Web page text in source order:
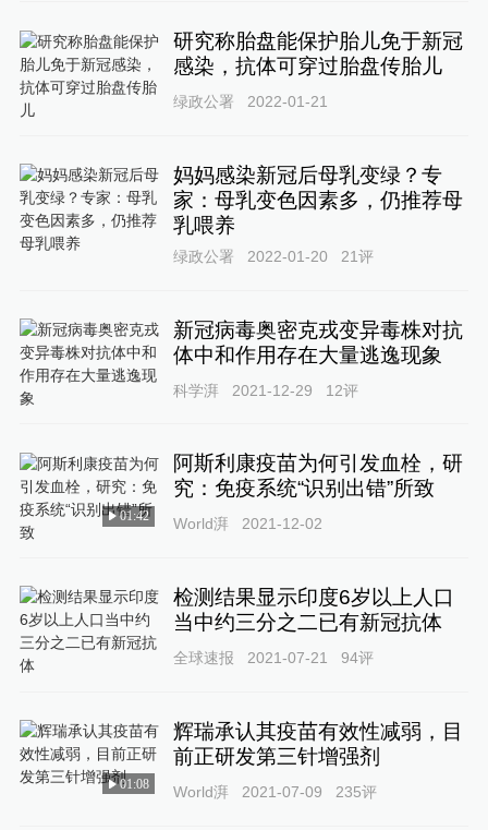
研究称胎盘能保护胎儿免于新冠
感染，抗体可穿过胎盘传胎儿
绿政公署 2022-01-21
妈妈感染新冠后母乳变绿？专
家：母乳变色因素多，仍推荐母
乳喂养
绿政公署 2022-01-20 21评
新冠病毒奥密克戎变异毒株对抗
体中和作用存在大量逃逸现象
科学湃 2021-12-29 12评
01:42
阿斯利康疫苗为何引发血栓，研
究：免疫系统“识别出错”所致
World湃 2021-12-02
检测结果显示印度6岁以上人口
当中约三分之二已有新冠抗体
全球速报 2021-07-21 94评
01:08
辉瑞承认其疫苗有效性减弱，目
前正研发第三针增强剂
World湃 2021-07-09 235评